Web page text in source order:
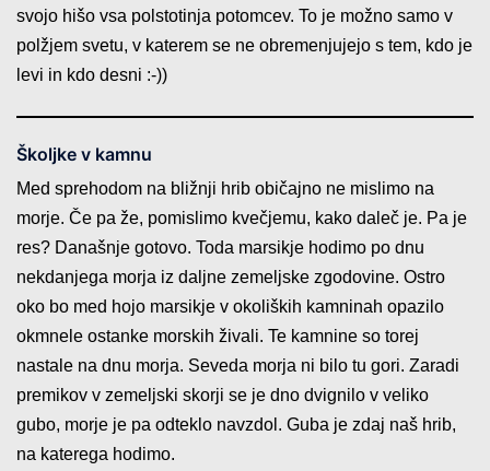
svojo hišo vsa polstotinja potomcev. To je možno samo v
polžjem svetu, v katerem se ne obremenjujejo s tem, kdo je
levi in kdo desni :-))
Školjke v kamnu
Med sprehodom na bližnji hrib običajno ne mislimo na
morje. Če pa že, pomislimo kvečjemu, kako daleč je. Pa je
res? Današnje gotovo. Toda marsikje hodimo po dnu
nekdanjega morja iz daljne zemeljske zgodovine. Ostro
oko bo med hojo marsikje v okoliških kamninah opazilo
okmnele ostanke morskih živali. Te kamnine so torej
nastale na dnu morja. Seveda morja ni bilo tu gori. Zaradi
premikov v zemeljski skorji se je dno dvignilo v veliko
gubo, morje je pa odteklo navzdol. Guba je zdaj naš hrib,
na katerega hodimo.